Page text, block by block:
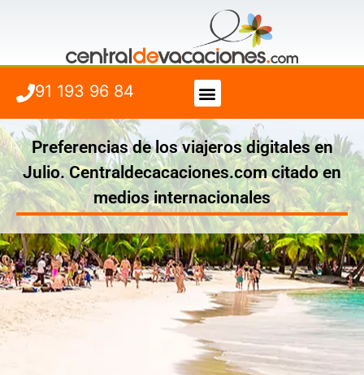
91 193 96 84
Preferencias de los viajeros digitales en
Julio. Centraldecacaciones.com citado en
medios internacionales